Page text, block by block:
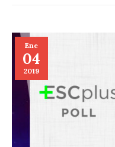
Ene
04
2019